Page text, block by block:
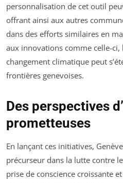
personnalisation de cet outil
offrant ainsi aux autres
dans des efforts similaires en
aux innovations comme celle-ci,
changement climatique peut
frontières genevoises.
Des perspectives
prometteuses
En lançant ces initiatives,
précurseur dans la lutte contre
prise de conscience croissante